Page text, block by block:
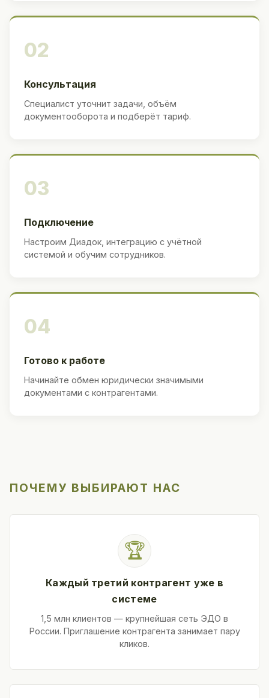
02
Консультация
Специалист уточнит задачи, объём
документооборота и подберёт тариф.
03
Подключение
Настроим Диадок, интеграцию с учётной
системой и обучим сотрудников.
04
Готово к работе
Начинайте обмен юридически значимыми
документами с контрагентами.
ПОЧЕМУ ВЫБИРАЮТ НАС
🏆
Каждый третий контрагент уже в
системе
1,5 млн клиентов — крупнейшая сеть ЭДО в
России. Приглашение контрагента занимает пару
кликов.